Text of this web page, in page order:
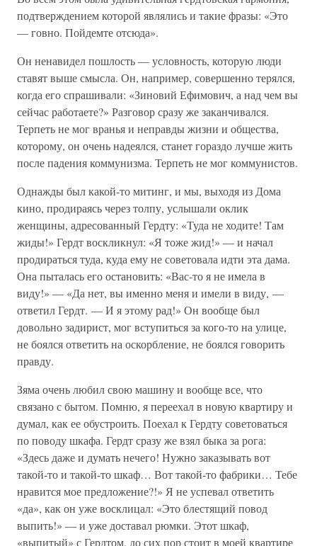
подтверждением которой являлись и такие фразы: «Это
— говно. Пойдемте отсюда».
Он ненавидел пошлость — условность, которую люди
ставят выше смысла. Он, например, совершенно терялся,
когда его спрашивали: «Зиновий Ефимович, а над чем вы
сейчас работаете?» Разговор сразу же заканчивался.
Терпеть не мог вранья и неправды жизни и общества,
которому, он очень надеялся, станет гораздо лучше жить
после падения коммунизма. Терпеть не мог коммунистов.
Однажды был какой-то митинг, и мы, выходя из Дома
кино, продираясь через толпу, услышали оклик
женщины, адресованный Гердту: «Туда не ходите! Там
жиды!» Гердт воскликнул: «Я тоже жид!» — и начал
продираться туда, куда ему не советовала идти эта дама.
Она пыталась его остановить: «Вас-то я не имела в
виду!» — «Да нет, вы именно меня и имели в виду, —
ответил Гердт. — И я этому рад!» Он вообще был
довольно задирист, мог вступиться за кого-то на улице,
не боялся ответить на оскорбление, не боялся говорить
правду.
Зяма очень любил свою машину и вообще все, что
связано с бытом. Помню, я переехал в новую квартиру и
думал, как ее обустроить. Поехал к Гердту советоваться
по поводу шкафа. Гердт сразу же взял быка за рога:
«Здесь даже и думать нечего! Нужно заказывать вот
такой-то и такой-то шкаф… Вот такой-то фабрики… Тебе
нравится мое предложение?!» Я не успевал ответить
«да», как он уже восклицал: «Это блестящий повод
выпить!» — и уже доставал рюмки. Этот шкаф,
«выпитый» с Гердтом, до сих пор стоит в моей квартире